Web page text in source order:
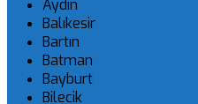
Aydın
Balıkesir
Bartın
Batman
Bayburt
Bilecik